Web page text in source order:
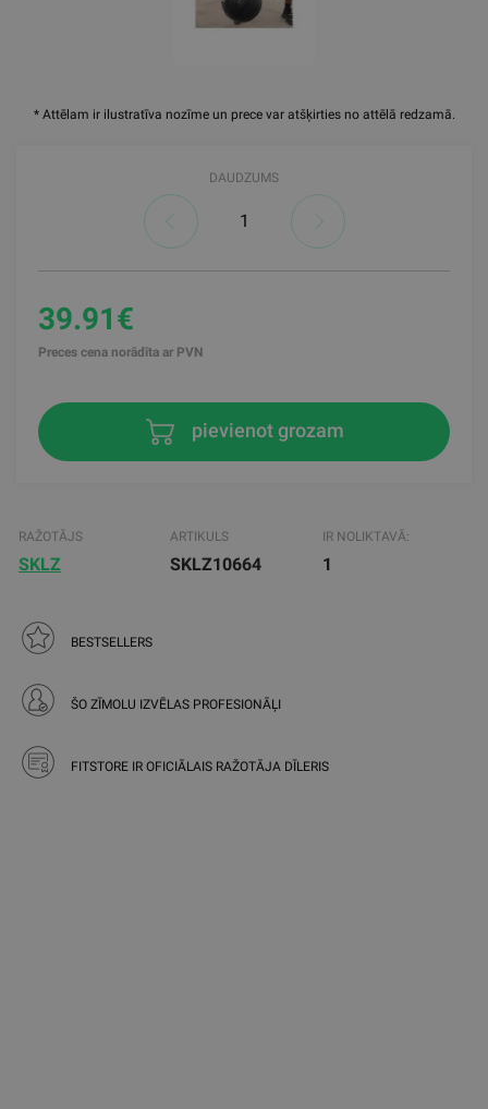
* Attēlam ir ilustratīva nozīme un prece var atšķirties no attēlā redzamā.
DAUDZUMS
39.91€
Preces cena norādīta ar PVN
pievienot grozam
RAŽOTĀJS
SKLZ
ARTIKULS
SKLZ10664
IR NOLIKTAVĀ:
1
BESTSELLERS
ŠO ZĪMOLU IZVĒLAS PROFESIONĀĻI
FITSTORE IR OFICIĀLAIS RAŽOTĀJA DĪLERIS